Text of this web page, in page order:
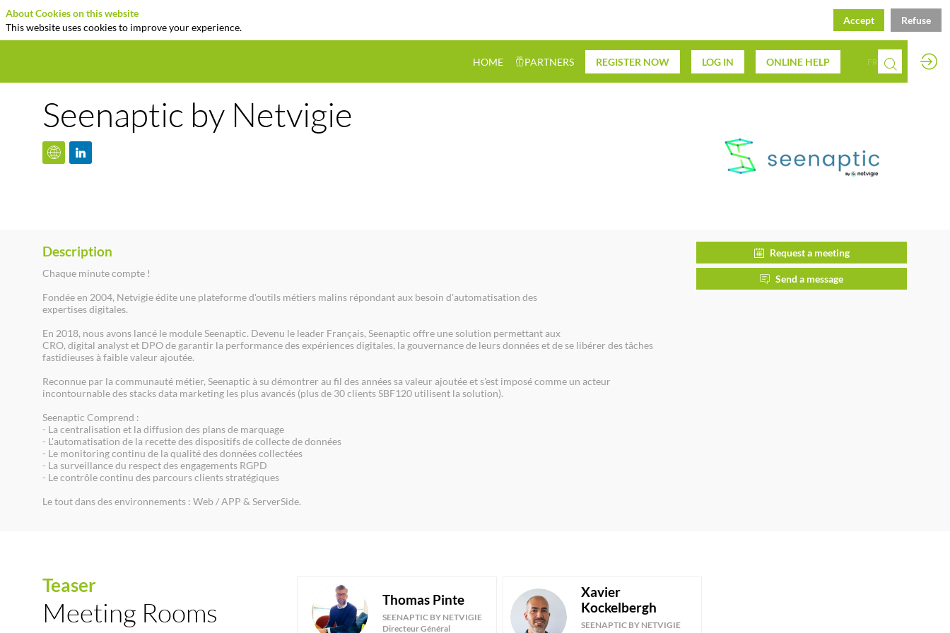
HOME PARTNERS REGISTER NOW LOG IN ONLINE HELP FR
Seenaptic by Netvigie
Request a meeting
Send a message
Description
Chaque minute compte !
Fondée en 2004, Netvigie édite une plateforme d'outils métiers malins répondant aux besoin d'automatisation des
expertises digitales.
En 2018, nous avons lancé le module Seenaptic. Devenu le leader Français, Seenaptic offre une solution permettant aux
CRO, digital analyst et DPO de garantir la performance des expériences digitales, la gouvernance de leurs données et de se libérer des tâches
fastidieuses à faible valeur ajoutée.
Reconnue par la communauté métier, Seenaptic à su démontrer au fil des années sa valeur ajoutée et s'est imposé comme un acteur
incontournable des stacks data marketing les plus avancés (plus de 30 clients SBF120 utilisent la solution).
Seenaptic Comprend :
- La centralisation et la diffusion des plans de marquage
- L'automatisation de la recette des dispositifs de collecte de données
- Le monitoring continu de la qualité des données collectées
- La surveillance du respect des engagements RGPD
- Le contrôle continu des parcours clients stratégiques
Le tout dans des environnements : Web / APP & ServerSide.
Teaser
Meeting Rooms TP Thomas Pinte
SEENAPTIC BY NETVIGIE
Directeur Général
XK
Xavier
Kockelbergh
SEENAPTIC BY NETVIGIE
About Cookies on this website
This website uses cookies to improve your experience.
Accept Refuse